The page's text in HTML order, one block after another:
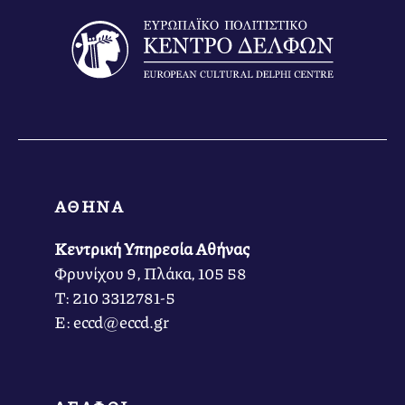
ΑΘΗΝΑ
Κεντρική Υπηρεσία Αθήνας
Φρυνίχου 9, Πλάκα, 105 58
Τ: 210 3312781-5
Ε: eccd@eccd.gr